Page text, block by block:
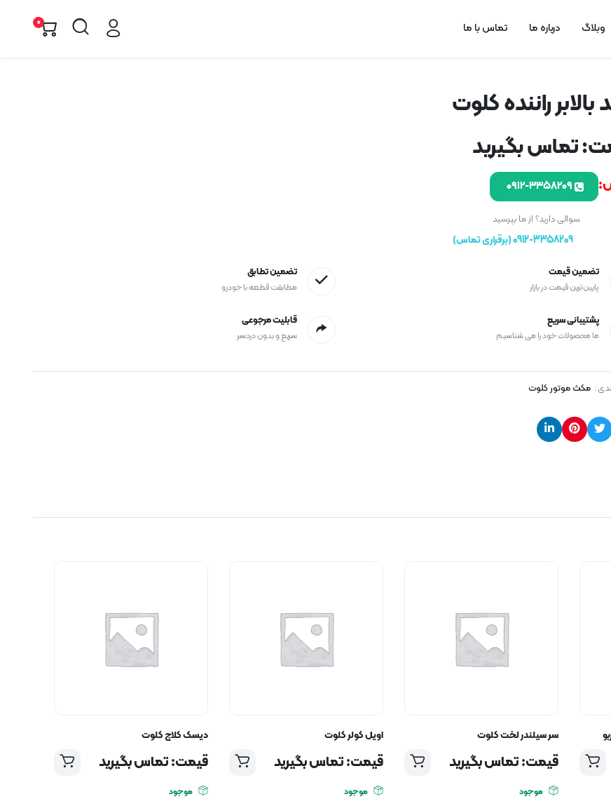
وبلاگ درباره ما تماس با ما 0
بالابر راننده کلوت
تماس بگیرید
۰۹۱۲-۳۳۵۸۲۰۹
سوالی دارید؟ از ما بپرسید
0912-3358209 (برقراری تماس)
تضمین قیمت
پایین ترین قیمت در بازار
تضمین تطابق
مطابقت قطعه با خودرو
پشتیبانی سریع
ما محصولات خود را می شناسیم
قابلیت مرجوعی
سریع و بدون دردسر
مکث موتور کلوت
سر سیلندر لخت کلوت
قیمت: تماس بگیرید
موجود
اویل کولر کلوت
قیمت: تماس بگیرید
موجود
دیسک کلاچ کلوت
قیمت: تماس بگیرید
موجود